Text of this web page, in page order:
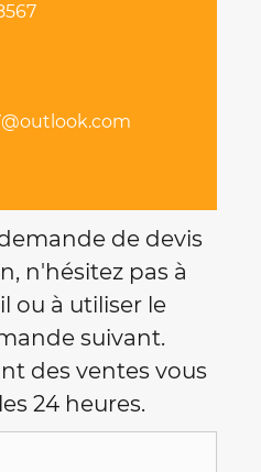
de devis
n'hésitez pas à
ou à utiliser le
suivant.
des ventes vous
24 heures.